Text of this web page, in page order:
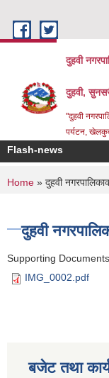
दुहवी
दुहवी,
"दुहवी
पर्यटन, खेलकुद
Flash-news
You are
Home » दुहवी
दुहवी
Supporting
IMG_0002.pdf
बजेट तथा